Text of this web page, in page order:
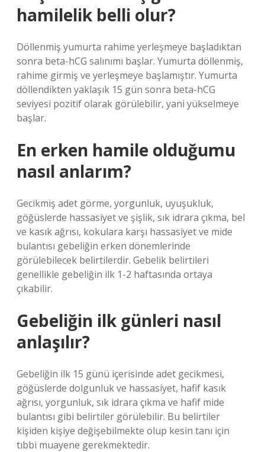
hamilelik belli olur?
Döllenmiş yumurta rahime yerleşmeye başladıktan
sonra beta-hCG salınımı başlar. Yumurta döllenmiş,
rahime girmiş ve yerleşmeye başlamıştır. Yumurta
döllendikten yaklaşık 15 gün sonra beta-hCG
seviyesi pozitif olarak görülebilir, yani yükselmeye
başlar.
En erken hamile olduğumu
nasıl anlarım?
Gecikmiş adet görme, yorgunluk, uyuşukluk,
göğüslerde hassasiyet ve şişlik, sık idrara çıkma, bel
ve kasık ağrısı, kokulara karşı hassasiyet ve mide
bulantısı gebeliğin erken dönemlerinde
görülebilecek belirtilerdir. Gebelik belirtileri
genellikle gebeliğin ilk 1-2 haftasında ortaya
çıkabilir.
Gebeliğin ilk günleri nasıl
anlaşılır?
Gebeliğin ilk 15 günü içerisinde adet gecikmesi,
göğüslerde dolgunluk ve hassasiyet, hafif kasık
ağrısı, yorgunluk, sık idrara çıkma ve hafif mide
bulantısı gibi belirtiler görülebilir. Bu belirtiler
kişiden kişiye değişebilmekte olup kesin tanı için
tıbbi muayene gerekmektedir.